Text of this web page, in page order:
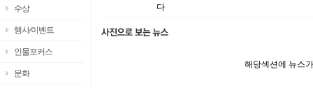
수상
행사/이벤트
인물포커스
문화
다
해당섹션에 뉴스